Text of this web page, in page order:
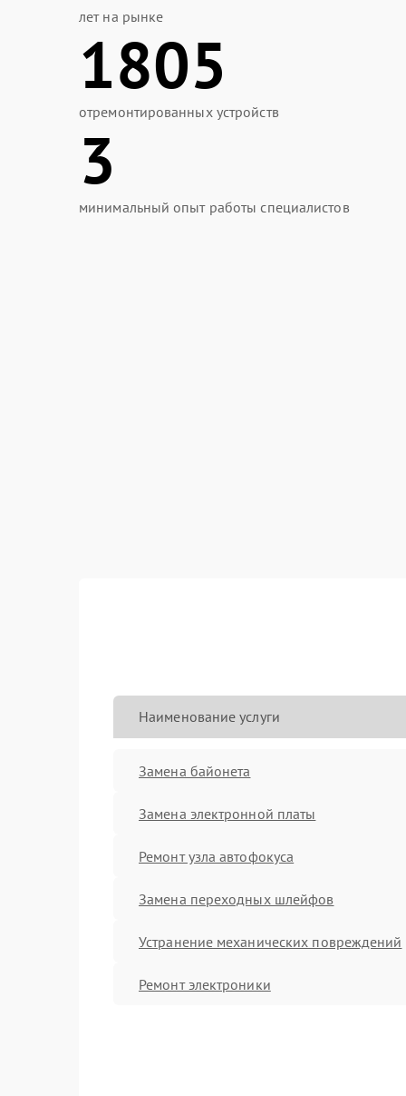
лет на рынке
1805
отремонтированных устройств
3
минимальный опыт работы специалистов
Наименование услуги
Замена байонета
Замена электронной платы
Ремонт узла автофокуса
Замена переходных шлейфов
Устранение механических повреждений
Ремонт электроники